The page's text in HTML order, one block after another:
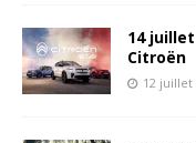
14
Citroën
12 juillet